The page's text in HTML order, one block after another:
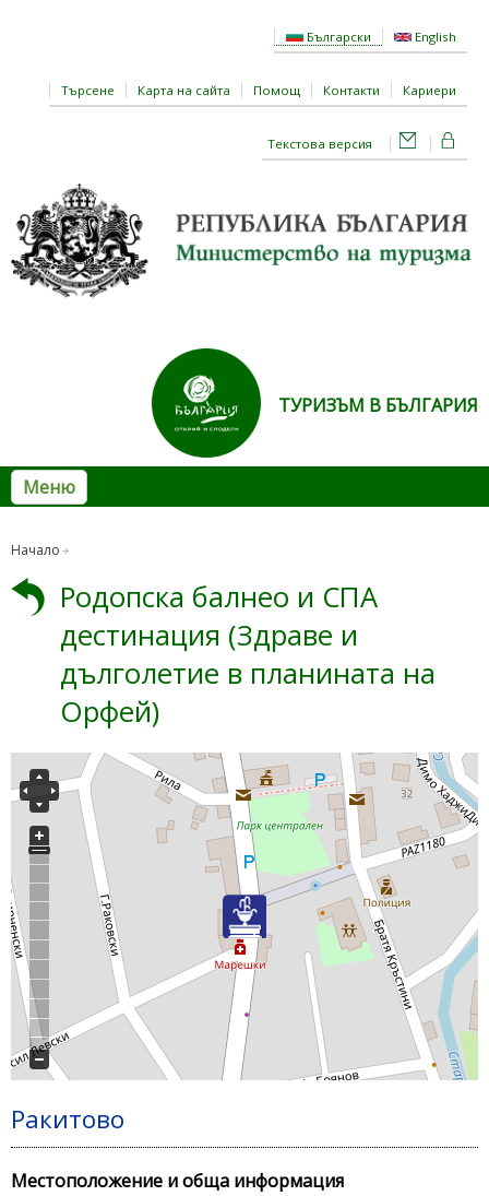
Български English
Търсене Карта на сайта Помощ Контакти Кариери
Текстова версия
ТУРИЗЪМ В БЪЛГАРИЯ
Меню
Начало
Родопска балнео и СПА
дестинация (Здраве и
дълголетие в планината на
Орфей)
Ракитово
Местоположение и обща информация